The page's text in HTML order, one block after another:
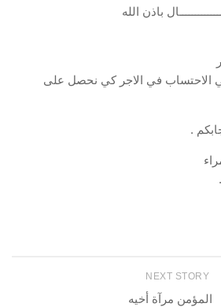
باذن الله
الاحتساب في الاجر كي نحصل على
.
NEXT STORY
المؤمن مرآة أخيه